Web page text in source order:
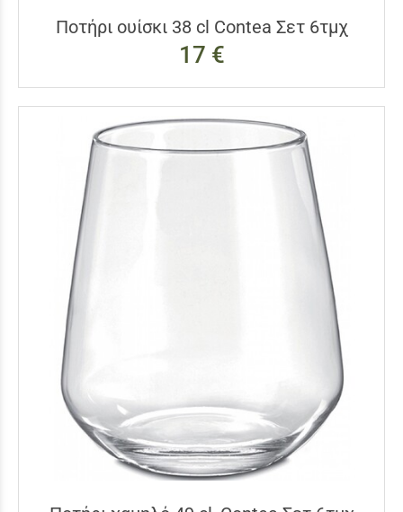
Ποτήρι ουίσκι 38 cl Contea Σετ 6τμχ
17 €